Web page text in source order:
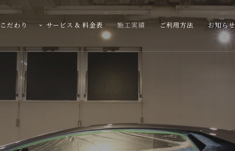
だわり サービス & 料金表 施工実績 ご利用方法 お知らせ